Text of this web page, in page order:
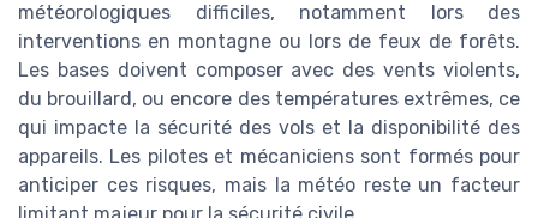
météorologiques difficiles, notamment lors des
interventions en montagne ou lors de feux de forêts.
Les bases doivent composer avec des vents violents,
du brouillard, ou encore des températures extrêmes, ce
qui impacte la sécurité des vols et la disponibilité des
appareils. Les pilotes et mécaniciens sont formés pour
anticiper ces risques, mais la météo reste un facteur